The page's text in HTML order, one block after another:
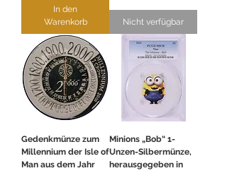
In den
Warenkorb
Nicht verfügbar
Gedenkmünze zum
Millennium der Isle of
Man aus dem Jahr
Minions „Bob“ 1-
Unzen-Silbermünze,
herausgegeben in